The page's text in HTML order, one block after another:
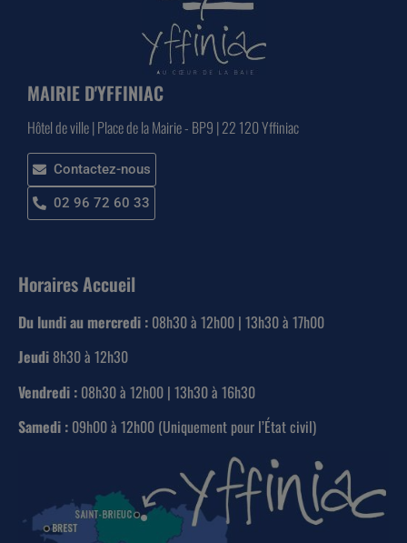
MAIRIE D'YFFINIAC
Hôtel de ville | Place de la Mairie - BP9 | 22 120 Yffiniac
Contactez-nous
02 96 72 60 33
Horaires Accueil
Du lundi au mercredi : 08h30 à 12h00 | 13h30 à 17h00
Jeudi 8h30 à 12h30
Vendredi : 08h30 à 12h00 | 13h30 à 16h30
Samedi : 09h00 à 12h00 (Uniquement pour l’État civil)